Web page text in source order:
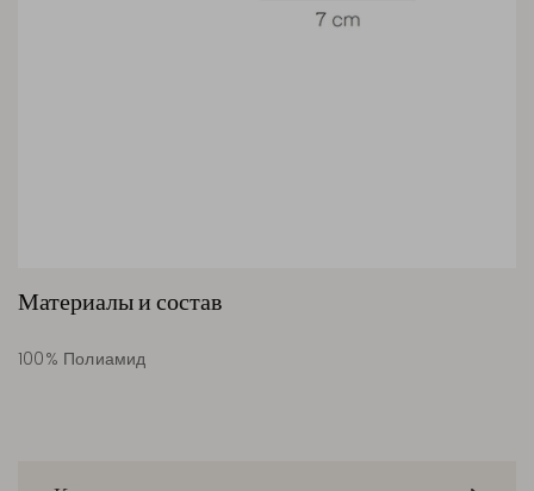
Материалы и состав
100% Полиамид